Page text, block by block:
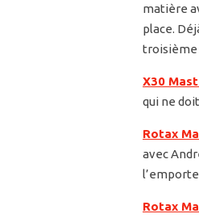
matière
place.
troisième
X30
qui ne
Rotax
avec
Rotax